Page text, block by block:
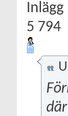
Inlägg
5 794